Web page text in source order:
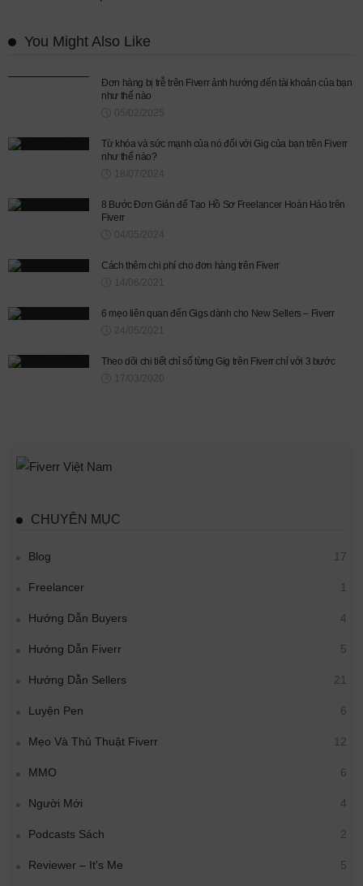
You Might Also Like
Đơn hàng bị trễ trên Fiverr ảnh hướng đến tài khoản của bạn
như thế nào
05/02/2025
Từ khóa và sức mạnh của nó đối với Gig của bạn trên Fiverr
như thế nào?
18/07/2024
8 Bước Đơn Giản để Tạo Hồ Sơ Freelancer Hoàn Hảo trên
Fiverr
04/05/2024
Cách thêm chi phí cho đơn hàng trên Fiverr
14/06/2021
6 mẹo liên quan đến Gigs dành cho New Sellers – Fiverr
24/05/2021
Theo dõi chi tiết chỉ số từng Gig trên Fiverr chỉ với 3 bước
17/03/2020
CHUYÊN MỤC
Blog 17
Freelancer 1
Hướng Dẫn Buyers 4
Hướng Dẫn Fiverr 5
Hướng Dẫn Sellers 21
Luyện Pen 6
Mẹo Và Thủ Thuật Fiverr 12
MMO 6
Người Mới 4
Podcasts Sách 2
Reviewer – It's Me 5